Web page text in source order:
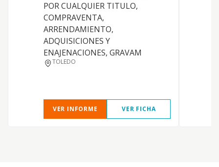
POR CUALQUIER TITULO,
COMPRAVENTA,
ARRENDAMIENTO,
ADQUISICIONES Y
ENAJENACIONES, GRAVAM
TOLEDO
VER INFORME VER FICHA